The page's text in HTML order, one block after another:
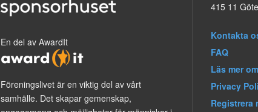
En del av AwardIt
Föreningslivet är en viktig del av vårt
samhälle. Det skapar gemenskap,
415 11
Kontakta
FAQ
Läs mer
Privacy
Registrera